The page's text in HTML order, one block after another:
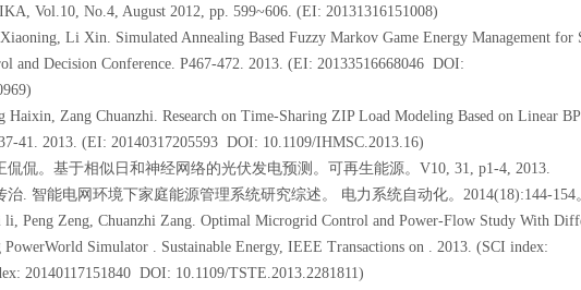
Vol.10, No.4, August 2012, pp. 599~606. (EI: 20131316151008)
Li Xin. Simulated Annealing Based Fuzzy Markov Game Energy Management for
and Decision Conference. P467-472. 2013. (EI: 20133516668046 DOI:
Haixin, Zang Chuanzhi. Research on Time-Sharing ZIP Load Modeling Based on Linear BP
41. 2013. (EI: 20140317205593 DOI: 10.1109/IHMSC.2013.16)
侃侃。基于相似日和神经网络的光伏发电预测。可再生能源。V10, 31, p1-4, 2013.
. 智能电网环境下家庭能源管理系统研究综述。 电力系统自动化。2014(18):144-154
li, Peng Zeng, Chuanzhi Zang. Optimal Microgrid Control and Power-Flow Study With
Simulator . Sustainable Energy, IEEE Transactions on . 2013. (SCI index:
20140117151840 DOI: 10.1109/TSTE.2013.2281811)